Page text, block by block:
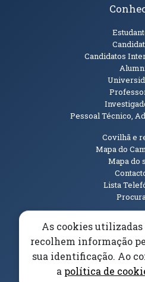
Candidatos
Pessoal Técnico,
InformaçõesCovilhã e
Mapa do
Mapa do
Lista
Elogios, Sugestões e
Canal
As cookies
recolhem informação
sua identificação. Ao
a política de